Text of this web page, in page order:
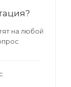
на любой